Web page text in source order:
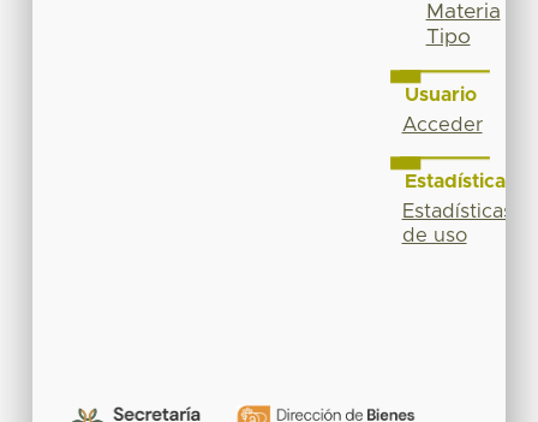
Materia
Tipo
Usuario
Acceder
Estadísticas
Estadísticas
de uso